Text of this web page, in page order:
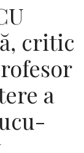
critic
a